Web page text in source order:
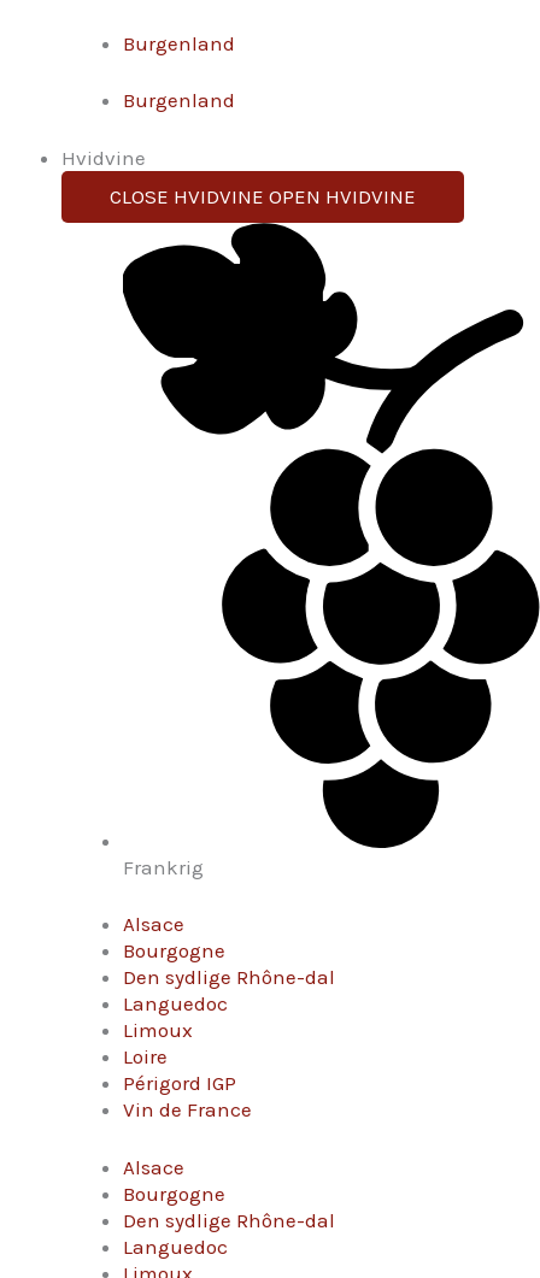
Burgenland
Burgenland
Hvidvine
CLOSE HVIDVINE OPEN HVIDVINE
Frankrig
Alsace
Bourgogne
Den sydlige Rhône-dal
Languedoc
Limoux
Loire
Périgord IGP
Vin de France
Alsace
Bourgogne
Den sydlige Rhône-dal
Languedoc
Limoux